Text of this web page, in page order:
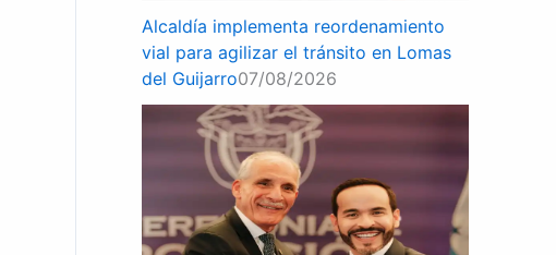
Alcaldía implementa reordenamiento
vial para agilizar el tránsito en Lomas
del Guijarro07/08/2026